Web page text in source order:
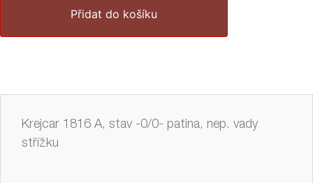
Přidat do košíku
Krejcar 1816 A, stav -0/0- patina, nep. vady
střížku